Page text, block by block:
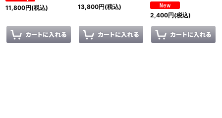
11,800円(税込)
13,800円(税込)
2,400円(税込)